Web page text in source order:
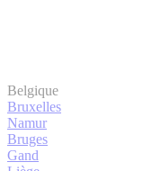
Belgique
Bruxelles
Namur
Bruges
Gand